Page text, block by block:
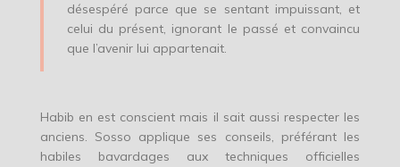
désespéré parce que se sentant impuissant, et
celui du présent, ignorant le passé et convaincu
que l’avenir lui appartenait.
Habib en est conscient mais il sait aussi respecter les
anciens. Sosso applique ses conseils, préférant les
habiles bavardages aux techniques officielles